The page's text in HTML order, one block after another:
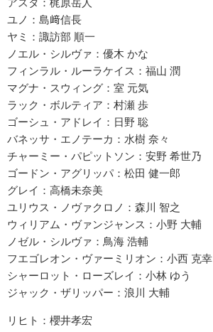
アスタ：梶原岳人
ユノ：島﨑信長
ヤミ：諏訪部 順一
ノエル・シルヴァ：優木 かな
フィンラル・ルーラケイス：福山 潤
マグナ・スウィング：室 元気
ラック・ボルティア：村瀬 歩
ゴーシュ・アドレイ：日野 聡
バネッサ・エノテーカ：水樹 奈々
チャーミー・パピットソン：安野 希世乃
ゴードン・アグリッパ：松田 健一郎
グレイ：高橋未奈美
ユリウス・ノヴァクロノ：森川 智之
ウィリアム・ヴァンジャンス：小野 大輔
ノゼル・シルヴァ：鳥海 浩輔
フエゴレオン・ヴァーミリオン：小西 克幸
シャーロット・ローズレイ：小林 ゆう
ジャック・ザリッパー：浪川 大輔
リヒト：櫻井孝宏